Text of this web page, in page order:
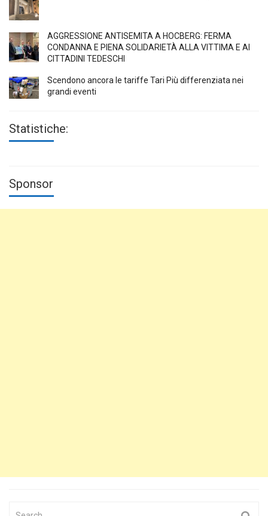
AGGRESSIONE ANTISEMITA A HÖCBERG: FERMA
CONDANNA E PIENA SOLIDARIETÀ ALLA VITTIMA E AI
CITTADINI TEDESCHI
Scendono ancora le tariffe Tari Più differenziata nei
grandi eventi
Statistiche:
Sponsor
Search